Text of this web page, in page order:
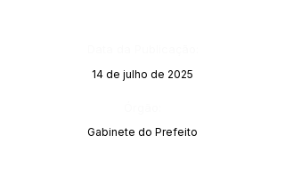
14 de julho de 2025
Gabinete do Prefeito